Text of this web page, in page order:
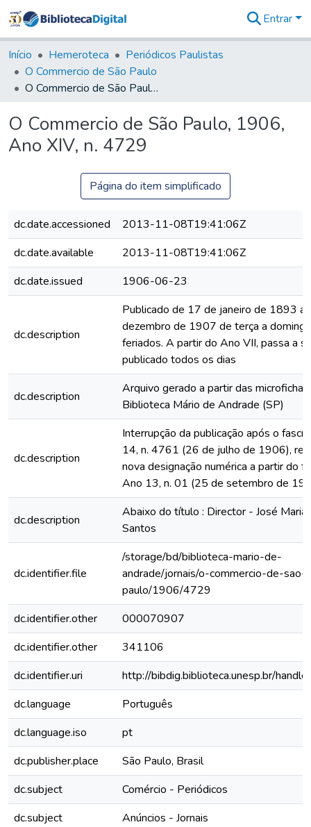
&
Coleções
Tudo na
Biblioteca
Estatísticas
Entrar
Início Hemeroteca
Periódicos Paulistas
O Commercio de São Paulo
O Commercio de São Paulo, 1906, Ano XIV, n. 4729
O Commercio de São Paulo, 1906,
Ano XIV, n. 4729
Página do item simplificado
dc.date.accessioned
2013-11-08T19:41:06Z
dc.date.available
2013-11-08T19:41:06Z
dc.date.issued
1906-06-23
dc.description
Publicado de 17 de janeiro de 1893 a
dezembro de 1907 de terça a
feriados. A partir do Ano VII, passa a
publicado todos os dias
dc.description
Arquivo gerado a partir das
Biblioteca Mário de Andrade (SP)
dc.description
Interrupção da publicação após o
14, n. 4761 (26 de julho de 1906),
nova designação numérica a partir do
Ano 13, n. 01 (25 de setembro de
dc.description
Abaixo do título : Director - José Maria
Santos
dc.identifier.file
/storage/bd/biblioteca-mario-de-
andrade/jornais/o-commercio-de-sao-
paulo/1906/4729
dc.identifier.other
000070907
dc.identifier.other
341106
dc.identifier.uri
http://bibdig.biblioteca.unesp.br/
dc.language
Português
dc.language.iso
pt
dc.publisher.place
São Paulo, Brasil
dc.subject
Comércio - Periódicos
dc.subject
Anúncios - Jornais